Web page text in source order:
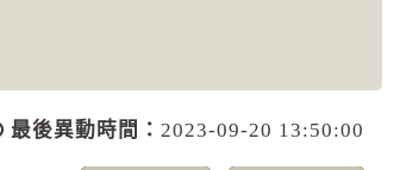
最後異動時間： 2023-09-20 13:50:00